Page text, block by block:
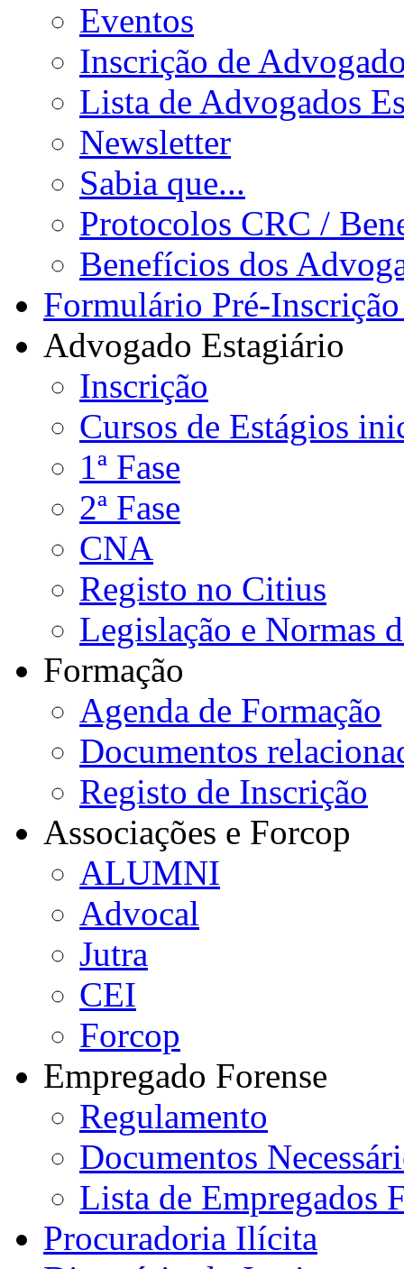
Eventos
Inscrição de
Lista de Advogados
Newsletter
Sabia que...
Protocolos CRC /
Benefícios dos
Formulário Pré-
Advogado Estagiário
Inscrição
Cursos de Estágios
1ª Fase
2ª Fase
CNA
Registo no Citius
Legislação e Normas
Formação
Agenda de Formação
Documentos
Registo de Inscrição
Associações e Forcop
ALUMNI
Advocal
Jutra
CEI
Forcop
Empregado Forense
Regulamento
Documentos
Lista de Empregados
Procuradoria Ilícita